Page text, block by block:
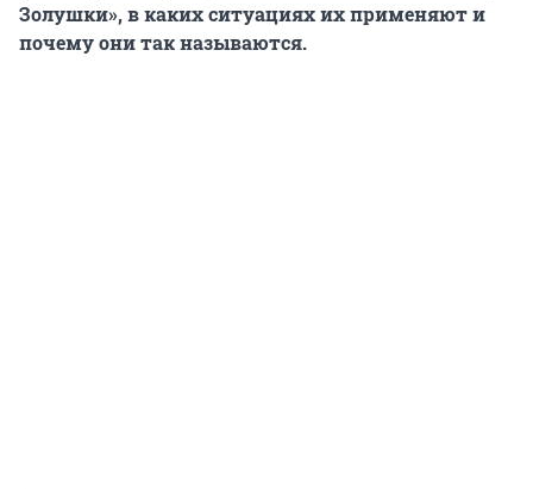
Золушки», в каких ситуациях их применяют и
почему они так называются.